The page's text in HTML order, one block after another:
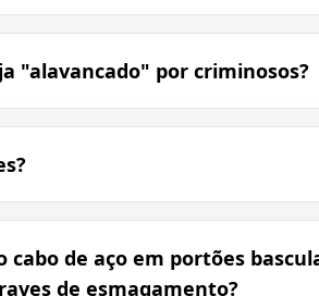
"alavancado" por criminosos?
de aço em portões
de esmagamento?